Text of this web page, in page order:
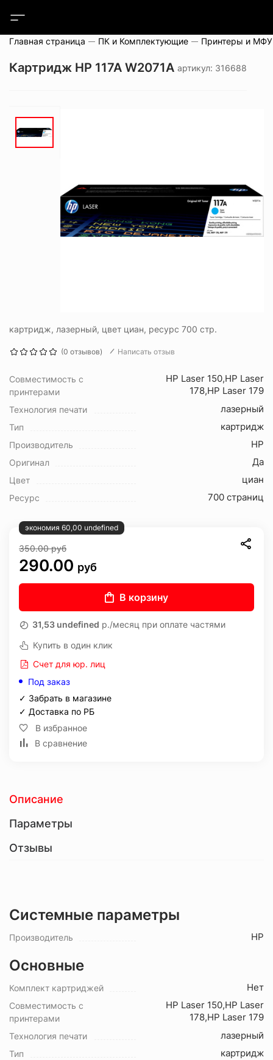
Главная страница ПК и Комплектующие Принтеры и МФУ
Картридж HP 117A W2071A артикул: 316688
картридж, лазерный, цвет циан, ресурс 700 стр.
(0 отзывов) Написать отзыв
Совместимость с
принтерами
HP Laser 150,HP Laser
178,HP Laser 179
Технология печати лазерный
Тип картридж
Производитель HP
Оригинал Да
Цвет циан
Ресурс 700 страниц
экономия 60,00 undefined
350.00руб
290.00 руб
В корзину
31,53 undefined р./месяц при оплате частями
Купить в один клик
Счет для юр. лиц
Под заказ
✓ Забрать в магазине
✓ Доставка по РБ
В избранное
В сравнение
Описание
Параметры
Отзывы
Системные параметры
Производитель HP
Основные
Комплект картриджей Нет
Совместимость с
принтерами
HP Laser 150,HP Laser
178,HP Laser 179
Технология печати лазерный
Тип картридж